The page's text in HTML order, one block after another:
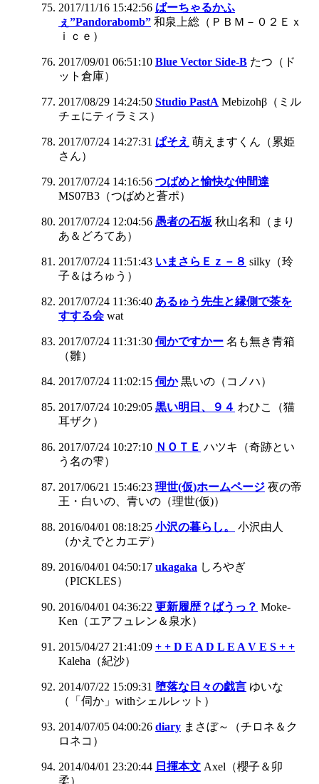
2017/11/16 15:42:56 ばーちゃるかふ
ぇ”Pandorabomb” 和泉上総（ＰＢＭ－０２Ｅｘ
ｉｃｅ）
2017/09/01 06:51:10 Blue Vector Side-B たつ（ド
ット倉庫）
2017/08/29 14:24:50 Studio PastA Mebizohβ（ミル
チェにティラミス）
2017/07/24 14:27:31 ぱそえ 萌えますくん（累姫
さん）
2017/07/24 14:16:56 つばめと愉快な仲間達
MS07B3（つばめと蒼ポ）
2017/07/24 12:04:56 愚者の石板 秋山名和（まり
あ＆どろてあ）
2017/07/24 11:51:43 いまさらＥｚ－８ silky（玲
子＆はろゅう）
2017/07/24 11:36:40 あるゅう先生と縁側で茶を
すする会 wat
2017/07/24 11:31:30 伺かですかー 名も無き青箱
（雛）
2017/07/24 11:02:15 伺か 黒いの（コノハ）
2017/07/24 10:29:05 黒い明日、９４ わひこ（猫
耳ザク）
2017/07/24 10:27:10 ＮＯＴＥ ハツキ（奇跡とい
う名の雫）
2017/06/21 15:46:23 理世(仮)ホームページ 夜の帝
王・白いの、青いの（理世(仮)）
2016/04/01 08:18:25 小沢の暮らし。
小沢由人
（かえでとカエデ）
2016/04/01 04:50:17 ukagaka しろやぎ
（PICKLES）
2016/04/01 04:36:22 更新履歴？ばうっ？ Moke-
Ken（エアフュレン＆泉水）
2015/04/27 21:41:09 + + D E A D L E A V E S + +
Kaleha（紀沙）
2014/07/22 15:09:31 堕落な日々の戯言 ゆいな
（「伺か」withシェルレット）
2014/07/05 04:00:26 diary まさぼ～（チロネ＆ク
ロネコ）
2014/04/01 23:20:44 日揮本文 Axel（櫻子＆卯
柔）